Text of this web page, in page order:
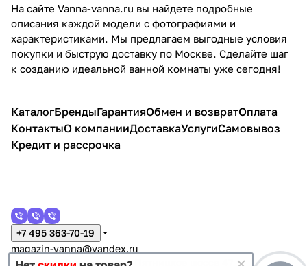
На сайте Vanna-vanna.ru вы найдете подробные
описания каждой модели с фотографиями и
характеристиками. Мы предлагаем выгодные условия
покупки и быструю доставку по Москве. Сделайте шаг
к созданию идеальной ванной комнаты уже сегодня!
КаталогБрендыГарантияОбмен и возвратОплата
КонтактыО компанииДоставкаУслугиСамовывоз
Кредит и рассрочка
+7 495 363-70-19
magazin-vanna@yandex.ru
г. Москва, Митино, улица Пятницкое шоссе 47